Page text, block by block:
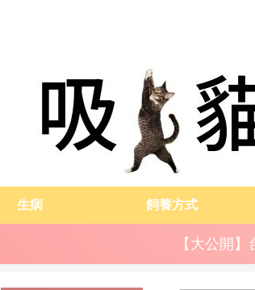
生病 飼養方式
【大公開